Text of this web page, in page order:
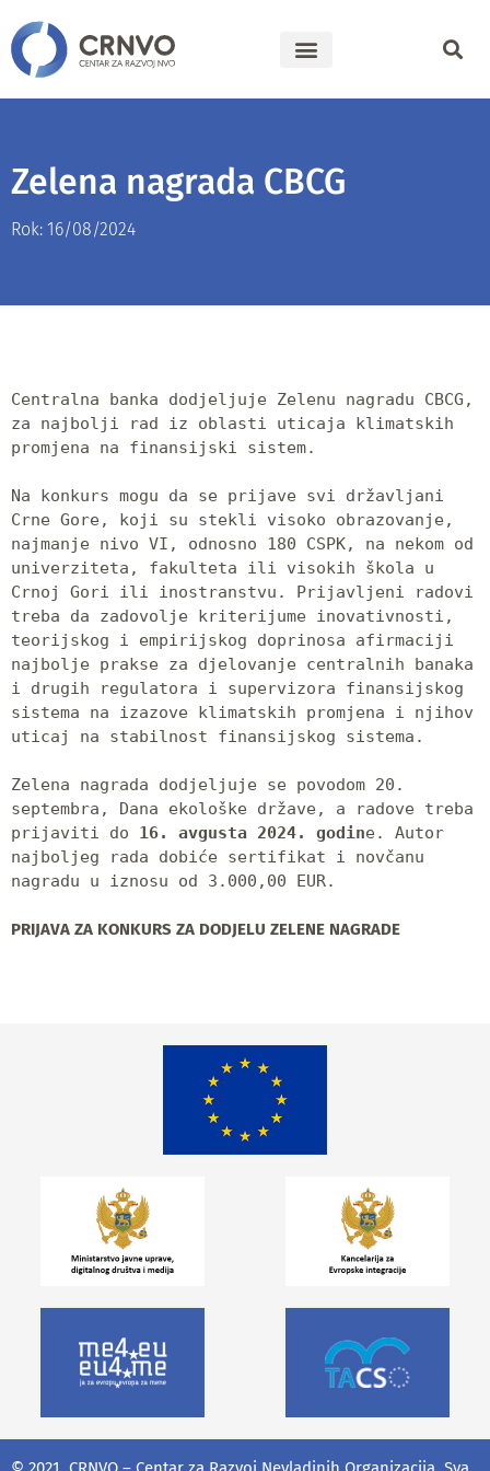
Zelena nagrada CBCG
Rok: 16/08/2024
Centralna banka dodjeljuje Zelenu nagradu CBCG,
za najbolji rad iz oblasti uticaja klimatskih
promjena na finansijski sistem.
Na konkurs mogu da se prijave svi državljani
Crne Gore, koji su stekli visoko obrazovanje,
najmanje nivo VI, odnosno 180 CSPK, na nekom od
univerziteta, fakulteta ili visokih škola u
Crnoj Gori ili inostranstvu. Prijavljeni radovi
treba da zadovolje kriterijume inovativnosti,
teorijskog i empirijskog doprinosa afirmaciji
najbolje prakse za djelovanje centralnih banaka
i drugih regulatora i supervizora finansijskog
sistema na izazove klimatskih promjena i njihov
uticaj na stabilnost finansijskog sistema.
Zelena nagrada dodjeljuje se povodom 20.
septembra, Dana ekološke države, a radove treba
prijaviti do 16. avgusta 2024. godine. Autor
najboljeg rada dobiće sertifikat i novčanu
nagradu u iznosu od 3.000,00 EUR.
PRIJAVA ZA KONKURS ZA DODJELU ZELENE NAGRADE